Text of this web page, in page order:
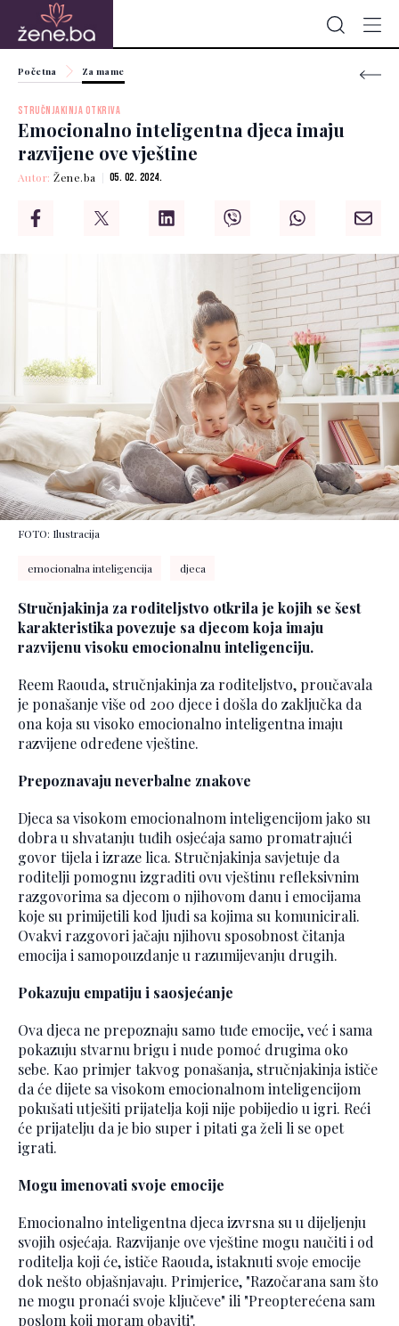
Početna Za mame
STRUČNJAKINJA OTKRIVA
Emocionalno inteligentna djeca imaju
razvijene ove vještine
Autor:Žene.ba 05. 02. 2024.
FOTO: Ilustracija
emocionalna inteligencija djeca
Stručnjakinja za roditeljstvo otkrila je kojih se šest
karakteristika povezuje sa djecom koja imaju
razvijenu visoku emocionalnu inteligenciju.
Reem Raouda, stručnjakinja za roditeljstvo, proučavala
je ponašanje više od 200 djece i došla do zaključka da
ona koja su visoko emocionalno inteligentna imaju
razvijene određene vještine.
Prepoznavaju neverbalne znakove
Djeca sa visokom emocionalnom inteligencijom jako su
dobra u shvatanju tuđih osjećaja samo promatrajući
govor tijela i izraze lica. Stručnjakinja savjetuje da
roditelji pomognu izgraditi ovu vještinu refleksivnim
razgovorima sa djecom o njihovom danu i emocijama
koje su primijetili kod ljudi sa kojima su komunicirali.
Ovakvi razgovori jačaju njihovu sposobnost čitanja
emocija i samopouzdanje u razumijevanju drugih.
Pokazuju empatiju i saosjećanje
Ova djeca ne prepoznaju samo tuđe emocije, već i sama
pokazuju stvarnu brigu i nude pomoć drugima oko
sebe. Kao primjer takvog ponašanja, stručnjakinja ističe
da će dijete sa visokom emocionalnom inteligencijom
pokušati utješiti prijatelja koji nije pobijedio u igri. Reći
će prijatelju da je bio super i pitati ga želi li se opet
igrati.
Mogu imenovati svoje emocije
Emocionalno inteligentna djeca izvrsna su u dijeljenju
svojih osjećaja. Razvijanje ove vještine mogu naučiti i od
roditelja koji će, ističe Raouda, istaknuti svoje emocije
dok nešto objašnjavaju. Primjerice, "Razočarana sam što
ne mogu pronaći svoje ključeve" ili "Preopterećena sam
poslom koji moram obaviti".